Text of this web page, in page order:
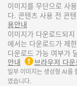
이미지를 무단으로 사
다. 콘텐츠 사용 전 콘
용안내
이미지가 다운로드되
에서는 다운로드가 제
다운로드 가능 여부가
안내
브라우저 다
일부 이미지는 생성형 AI를
였습니다.